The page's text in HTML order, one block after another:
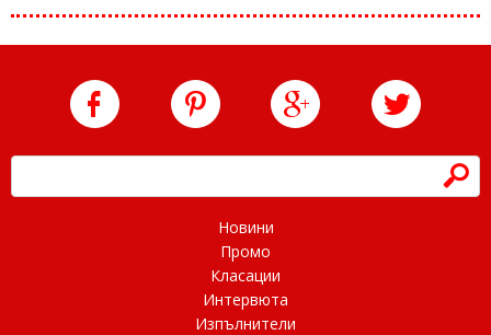
h
Новини
Промо
Класации
Интервюта
Изпълнители